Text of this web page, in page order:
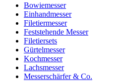
Bowiemesser
Einhandmesser
Filetiermesser
Feststehende Messer
Filetiersets
Gürtelmesser
Kochmesser
Lachsmesser
Messerschärfer & Co.